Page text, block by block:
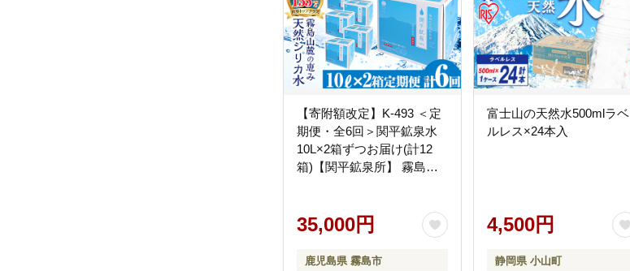
【寄附額改定】K-493 ＜定
期便・全6回＞関平鉱泉水
10L×2箱ずつお届け(計12
箱)【関平鉱泉所】 霧島市
35,000円
鹿児島県 霧島市
富士山の天然水500mlラベ
ルレス×24本入
4,500円
静岡県 小山町